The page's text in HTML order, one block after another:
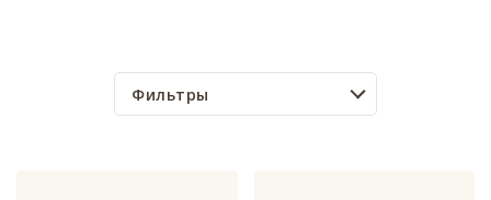
Фильтры